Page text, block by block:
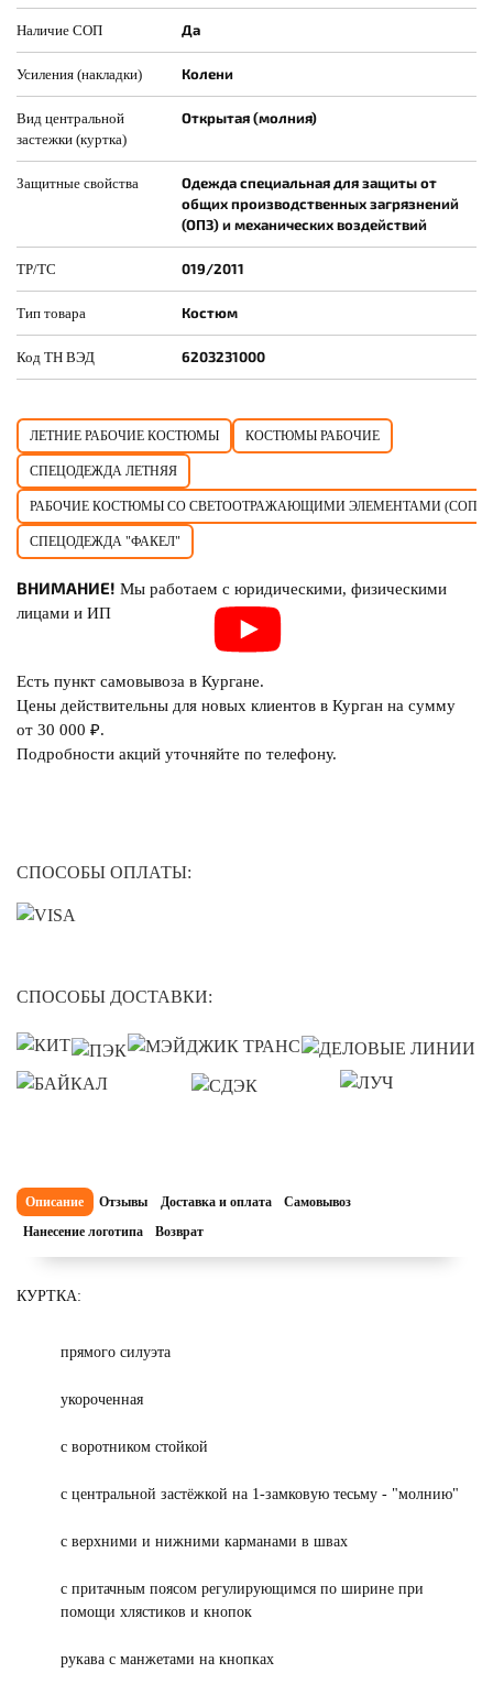
Наличие СОП Да
Усиления (накладки) Колени
Вид центральной
застежки (куртка)
Открытая (молния)
Защитные свойства
Одежда специальная для защиты от
общих производственных загрязнений
(ОПЗ) и механических воздействий
ТР/ТС 019/2011
Тип товара Костюм
Код ТН ВЭД 6203231000
ЛЕТНИЕ РАБОЧИЕ КОСТЮМЫ КОСТЮМЫ РАБОЧИЕ
СПЕЦОДЕЖДА ЛЕТНЯЯ
РАБОЧИЕ КОСТЮМЫ СО СВЕТООТРАЖАЮЩИМИ ЭЛЕМЕНТАМИ (СОП)
СПЕЦОДЕЖДА "ФАКЕЛ"
ВНИМАНИЕ! Мы работаем с юридическими, физическими
лицами и ИП
Есть пункт самовывоза в Кургане.
Цены действительны для новых клиентов в Курган на сумму
от 30 000 ₽.
Подробности акций уточняйте по телефону.
СПОСОБЫ ОПЛАТЫ:
СПОСОБЫ ДОСТАВКИ:
Описание Отзывы Доставка и оплата
Самовывоз
Нанесение логотипа
Возврат
КУРТКА:
прямого силуэта
укороченная
с воротником стойкой
с центральной застёжкой на 1-замковую тесьму - "молнию"
с верхними и нижними карманами в швах
с притачным поясом регулирующимся по ширине при
помощи хлястиков и кнопок
рукава с манжетами на кнопках